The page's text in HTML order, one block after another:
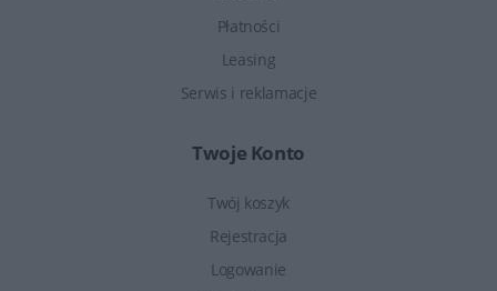
Płatności
Leasing
Serwis i reklamacje
Twoje Konto
Twój koszyk
Rejestracja
Logowanie